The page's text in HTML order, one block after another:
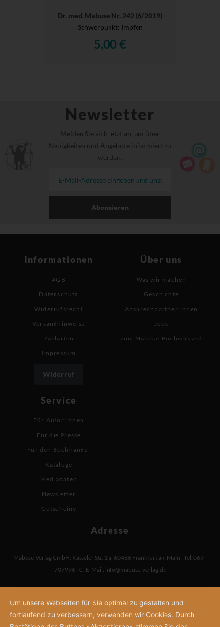
Dr. med. Mabuse Nr. 242 (6/2019)
Schwerpunkt: Impfen
5,00 €
Newsletter
Melden Sie sich jetzt an, um über
Neuigkeiten und Angebote informiert zu
werden.
Abonnieren
Informationen
AGB
Datenschutz
Widerrufsrecht
Versandhinweise
Zahlarten
Impressum
Widerruf
Über uns
Was wir machen
Geschichte
Ansprechpartner:innen
Jobs
zum Mabuse-Buchversand
Service
Für Autor:innen
Für die Presse
Für den Buchhandel
Kataloge
Mediadaten
Newsletter
Gutscheine
Adresse
Mabuse-Verlag GmbH Kasseler Str. 1 a 60486 Frankfurt am Main Tel: 069 -
707996 - 0 E-Mail: info@mabuse-verlag.de
Um unsere Webseiten für Sie optimal zu gestalten und
fortlaufend zu verbessern, verwenden wir Cookies. Durch